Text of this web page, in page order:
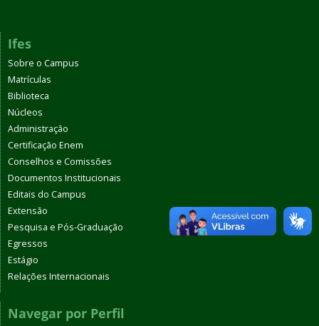
Ifes
Sobre o Campus
Matrículas
Biblioteca
Núcleos
Administração
Certificação Enem
Conselhos e Comissões
Documentos Institucionais
Editais do Campus
Extensão
Pesquisa e Pós-Graduação
Egressos
Estágio
Relações Internacionais
Navegar por Perfil